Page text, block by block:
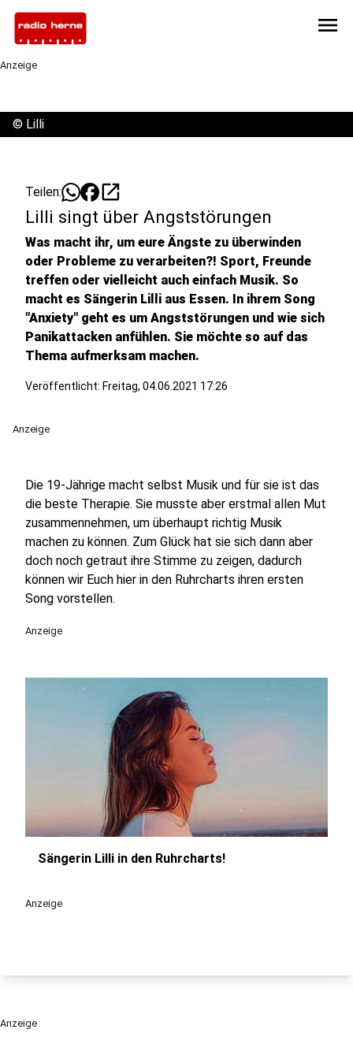
menu
Anzeige
© Lilli
Teilen: open_in_new
Lilli singt über Angststörungen
Was macht ihr, um eure Ängste zu überwinden
oder Probleme zu verarbeiten?! Sport, Freunde
treffen oder vielleicht auch einfach Musik. So
macht es Sängerin Lilli aus Essen. In ihrem Song
"Anxiety" geht es um Angststörungen und wie sich
Panikattacken anfühlen. Sie möchte so auf das
Thema aufmerksam machen.
Veröffentlicht: Freitag, 04.06.2021 17:26
Anzeige
Die 19-Jährige macht selbst Musik und für sie ist das
die beste Therapie. Sie musste aber erstmal allen Mut
zusammennehmen, um überhaupt richtig Musik
machen zu können. Zum Glück hat sie sich dann aber
doch noch getraut ihre Stimme zu zeigen, dadurch
können wir Euch hier in den Ruhrcharts ihren ersten
Song vorstellen.
Anzeige
Sängerin Lilli in den Ruhrcharts!
Anzeige
Anzeige